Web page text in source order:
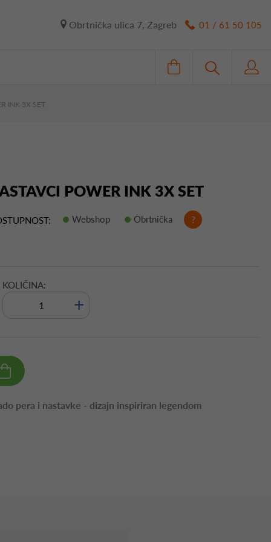
Obrtnička ulica 7, Zagreb 01 / 61 50 105
INK 3X SET
POWER INK 3X SET
Webshop Obrtnička ?
KOLIČINA:
+
pera i nastavke - dizajn inspiriran legendom